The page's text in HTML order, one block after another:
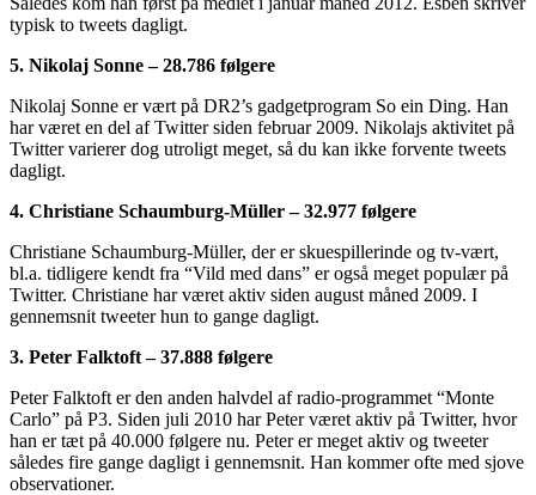
typisk to tweets dagligt.
5. Nikolaj Sonne – 28.786 følgere
Nikolaj Sonne er vært på DR2’s gadgetprogram So ein Ding. Han
har været en del af Twitter siden februar 2009. Nikolajs aktivitet på
Twitter varierer dog utroligt meget, så du kan ikke forvente tweets
dagligt.
4. Christiane Schaumburg-Müller – 32.977 følgere
Christiane Schaumburg-Müller, der er skuespillerinde og tv-vært,
bl.a. tidligere kendt fra “Vild med dans” er også meget populær på
Twitter. Christiane har været aktiv siden august måned 2009. I
gennemsnit tweeter hun to gange dagligt.
3. Peter Falktoft – 37.888 følgere
Peter Falktoft er den anden halvdel af radio-programmet “Monte
Carlo” på P3. Siden juli 2010 har Peter været aktiv på Twitter, hvor
han er tæt på 40.000 følgere nu. Peter er meget aktiv og tweeter
således fire gange dagligt i gennemsnit. Han kommer ofte med sjove
observationer.